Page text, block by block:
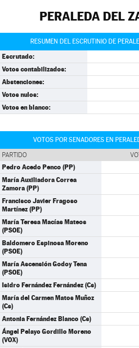
PERALEDA DEL
RESUMEN DEL ESCRUTINIO DE
Escrutado:
Votos contabilizados:
Abstenciones:
Votos nulos:
Votos en blanco:
VOTOS POR SENADORES EN
PARTIDO
Pedro Acedo Penco (PP)
María Auxiliadora Correa
Zamora (PP)
Francisco Javier Fragoso
Martínez (PP)
María Teresa Macías Mateos
(PSOE)
Baldomero Espinosa Moreno
(PSOE)
María Ascensión Godoy Tena
(PSOE)
Isidro Fernández Fernández (Cs)
María del Carmen Matos Muñoz
(Cs)
Antonia Fernández Blanco (Cs)
Ángel Pelayo Gordillo Moreno
(VOX)